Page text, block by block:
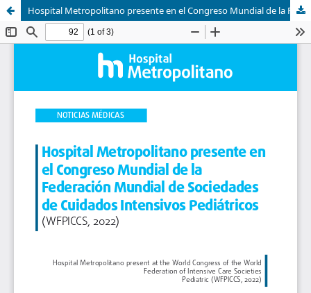
Hospital Metropolitano presente en el Congreso Mundial de la Federación Mundial de Sociedades de Cuidados Intensivos Pediátricos (WFPICCS, 2022)